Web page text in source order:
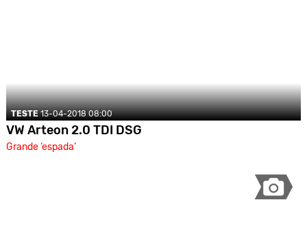
TESTE 13-04-2018 08:00
VW Arteon 2.0 TDI DSG
Grande ‘espada’